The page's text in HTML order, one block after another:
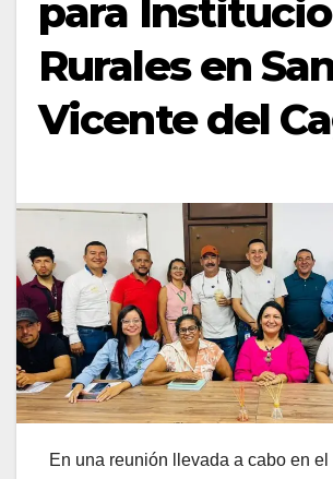
para
Rurales en
Vicente del
En una reunión llevada a cabo en